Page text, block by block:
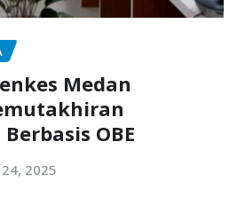
Medan
OBE
24, 2025